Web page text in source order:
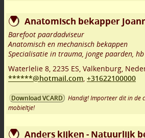
Anatomisch bekapper
Barefoot paardadviseur
Anatomisch en mechanisch bekappen
Specialisatie in trauma, jonge paarden, hb
Waterlelie 8, 2235 ES, Valkenburg,
******@hotmail.com, +31622100000
Download VCARD
Handig! Importeer dit in de
mobieltje!
Anders kijken - Natuurlijk